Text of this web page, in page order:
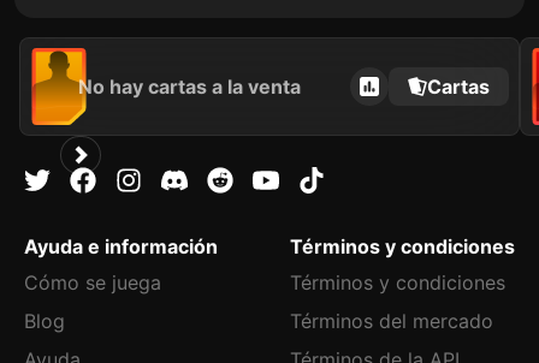
No hay cartas a la venta Cartas
Ayuda e información
Cómo se juega
Blog
Términos y condiciones
Términos y condiciones
Términos del mercado